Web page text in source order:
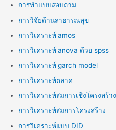
การทำแบบสอบถาม
การวิจัยด้านสาธารณสุข
การวิเคราะห์ amos
การวิเคราะห์ anova ด้วย spss
การวิเคราะห์ garch model
การวิเคราะห์ตลาด
การวิเคราะห์สมการเชิงโครงสร้าง
การวิเคราะห์สมการโครงสร้าง
การวิเคราะห์แบบ DID